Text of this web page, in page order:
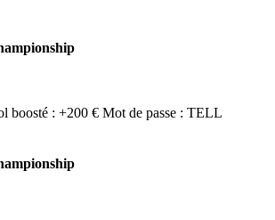
boosté : +200 € Mot de passe : TELL